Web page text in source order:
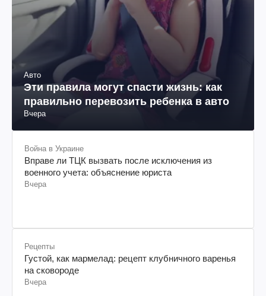
Авто
Эти правила могут спасти жизнь: как
правильно перевозить ребенка в авто
Вчера
Война в Украине
Вправе ли ТЦК вызвать после исключения из
военного учета: объяснение юриста
Вчера
Рецепты
Густой, как мармелад: рецепт клубничного варенья
на сковороде
Вчера